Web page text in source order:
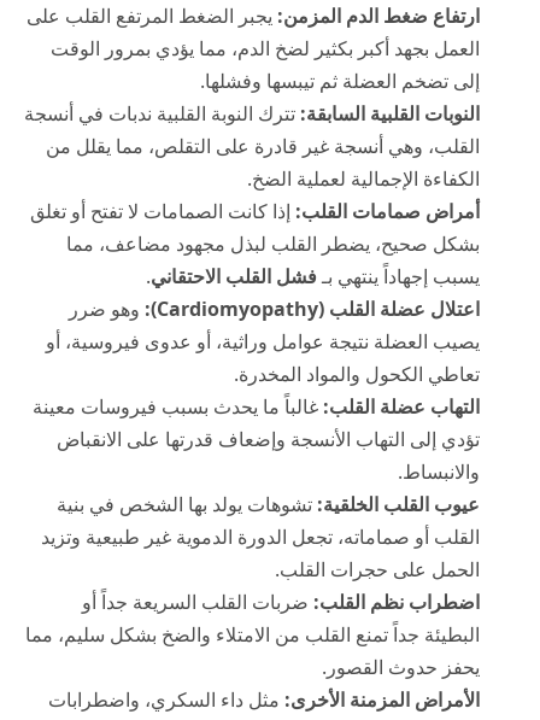
ارتفاع ضغط الدم المزمن: يجبر الضغط المرتفع القلب على
العمل بجهد أكبر بكثير لضخ الدم، مما يؤدي بمرور الوقت
إلى تضخم العضلة ثم تيبسها وفشلها.
النوبات القلبية السابقة: تترك النوبة القلبية ندبات في أنسجة
القلب، وهي أنسجة غير قادرة على التقلص، مما يقلل من
الكفاءة الإجمالية لعملية الضخ.
أمراض صمامات القلب: إذا كانت الصمامات لا تفتح أو تغلق
بشكل صحيح، يضطر القلب لبذل مجهود مضاعف، مما
يسبب إجهاداً ينتهي بـفشل القلب الاحتقاني.
اعتلال عضلة القلب (Cardiomyopathy):
وهو ضرر
يصيب العضلة نتيجة عوامل وراثية، أو عدوى فيروسية، أو
تعاطي الكحول والمواد المخدرة.
التهاب عضلة القلب: غالباً ما يحدث بسبب فيروسات معينة
تؤدي إلى التهاب الأنسجة وإضعاف قدرتها على الانقباض
والانبساط.
عيوب القلب الخلقية: تشوهات يولد بها الشخص في بنية
القلب أو صماماته، تجعل الدورة الدموية غير طبيعية وتزيد
الحمل على حجرات القلب.
اضطراب نظم القلب: ضربات القلب السريعة جداً أو
البطيئة جداً تمنع القلب من الامتلاء والضخ بشكل سليم، مما
يحفز حدوث القصور.
الأمراض المزمنة الأخرى: مثل داء السكري، واضطرابات